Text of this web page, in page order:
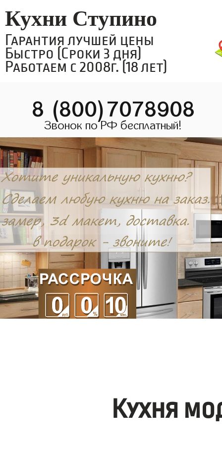
Кухни Ступино
Гарантия лучшей цены
Быстро (Сроки 3 дня)
Работаем с 2008г. (18 лет)
8 (800)7078908
Звонок по РФ бесплатный!
Кухня